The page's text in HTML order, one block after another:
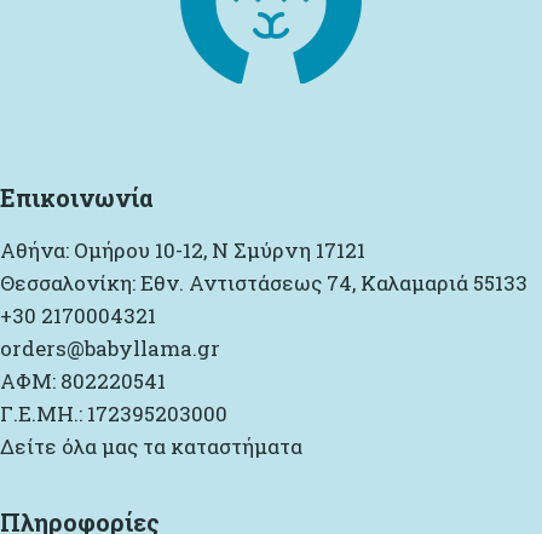
Επικοινωνία
Αθήνα: Ομήρου 10-12, Ν Σμύρνη 17121
Θεσσαλονίκη: Εθν. Αντιστάσεως 74, Καλαμαριά 55133
+30 2170004321
orders@babyllama.gr
ΑΦΜ: 802220541
Γ.Ε.ΜΗ.: 172395203000
Δείτε όλα μας τα καταστήματα
Πληροφορίες